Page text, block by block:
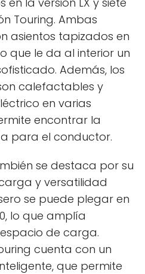
Touring. Ambas
asientos tapizados en
que le da al interior un
Además, los
calefactables y
en varias
encontrar la
para el conductor.
se destaca por su
y versatilidad
se puede plegar en
lo que amplía
de carga.
cuenta con un
que permite